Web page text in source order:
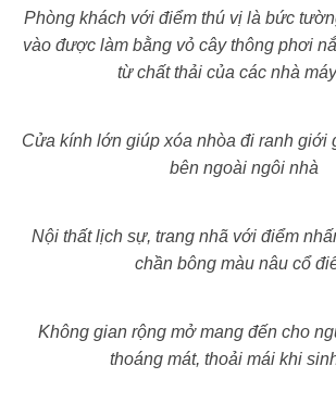
Phòng khách với điểm thú vị là bức
vào được làm bằng vỏ cây thông phơi
từ chất thải của các nhà
Cửa kính lớn giúp xóa nhòa đi ranh giới
bên ngoài ngôi nhà
Nội thất lịch sự, trang nhã với điểm
chần bông màu nâu cổ
Không gian rộng mở mang đến cho
thoáng mát, thoải mái khi